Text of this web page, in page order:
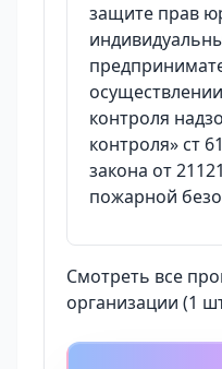
защите прав
контроля
контроля» ст
закона от
пожарной
Смотреть все
организации (1